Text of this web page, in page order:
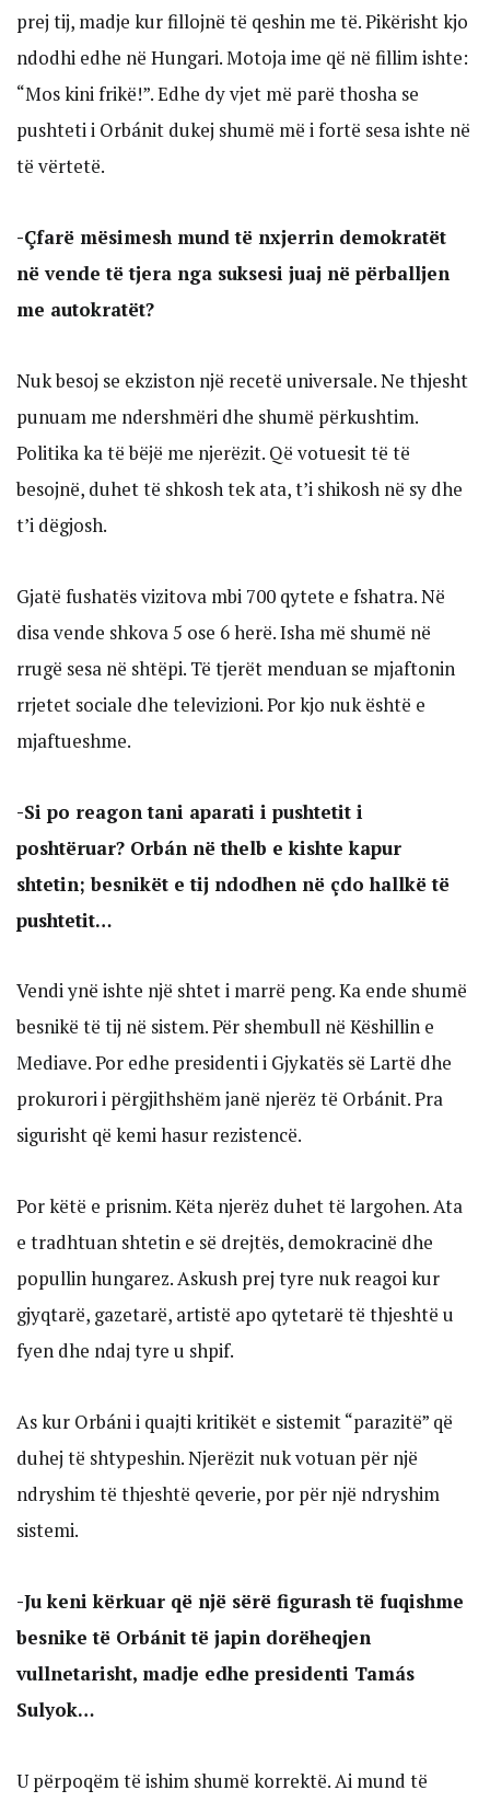
prej tij, madje kur fillojnë të qeshin me të. Pikërisht kjo
ndodhi edhe në Hungari. Motoja ime që në fillim ishte:
“Mos kini frikë!”. Edhe dy vjet më parë thosha se
pushteti i Orbánit dukej shumë më i fortë sesa ishte në
të vërtetë.
-Çfarë mësimesh mund të nxjerrin demokratët
në vende të tjera nga suksesi juaj në përballjen
me autokratët?
Nuk besoj se ekziston një recetë universale. Ne thjesht
punuam me ndershmëri dhe shumë përkushtim.
Politika ka të bëjë me njerëzit. Që votuesit të të
besojnë, duhet të shkosh tek ata, t’i shikosh në sy dhe
t’i dëgjosh.
Gjatë fushatës vizitova mbi 700 qytete e fshatra. Në
disa vende shkova 5 ose 6 herë. Isha më shumë në
rrugë sesa në shtëpi. Të tjerët menduan se mjaftonin
rrjetet sociale dhe televizioni. Por kjo nuk është e
mjaftueshme.
-Si po reagon tani aparati i pushtetit i
poshtëruar? Orbán në thelb e kishte kapur
shtetin; besnikët e tij ndodhen në çdo hallkë të
pushtetit…
Vendi ynë ishte një shtet i marrë peng. Ka ende shumë
besnikë të tij në sistem. Për shembull në Këshillin e
Mediave. Por edhe presidenti i Gjykatës së Lartë dhe
prokurori i përgjithshëm janë njerëz të Orbánit. Pra
sigurisht që kemi hasur rezistencë.
Por këtë e prisnim. Këta njerëz duhet të largohen. Ata
e tradhtuan shtetin e së drejtës, demokracinë dhe
popullin hungarez. Askush prej tyre nuk reagoi kur
gjyqtarë, gazetarë, artistë apo qytetarë të thjeshtë u
fyen dhe ndaj tyre u shpif.
As kur Orbáni i quajti kritikët e sistemit “parazitë” që
duhej të shtypeshin. Njerëzit nuk votuan për një
ndryshim të thjeshtë qeverie, por për një ndryshim
sistemi.
-Ju keni kërkuar që një sërë figurash të fuqishme
besnike të Orbánit të japin dorëheqjen
vullnetarisht, madje edhe presidenti Tamás
Sulyok…
U përpoqëm të ishim shumë korrektë. Ai mund të